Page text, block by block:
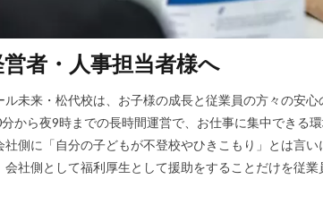
者・人事担当者様へ
未来・松代校は、お子様の成長と従業員の方々の安
から夜9時までの長時間運営で、お仕事に集中でき
社側に「自分の子どもが不登校やひきこもり」とは言
会社側として福利厚生として援助をすることだけを従